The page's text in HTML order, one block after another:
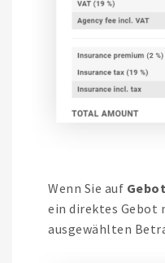
Wenn Sie auf
ein direktes Gebot
ausgewählten